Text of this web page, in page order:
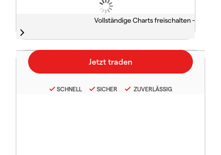
Vollständige Charts freischalten -
SCHNELL SICHER ZUVERLÄSSIG